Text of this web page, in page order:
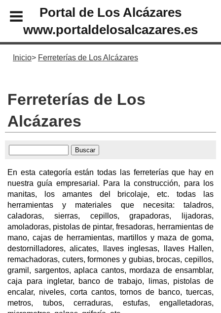
Portal de Los Alcázares
www.portaldelosalcazares.es
Inicio Ferreterías de Los Alcázares
Ferreterías de Los
Alcázares
En esta categoría están todas las ferreterías que hay en
nuestra guía empresarial. Para la construcción, para los
manitas, los amantes del bricolaje, etc. todas las
herramientas y materiales que necesita: taladros,
caladoras, sierras, cepillos, grapadoras, lijadoras,
amoladoras, pistolas de pintar, fresadoras, herramientas de
mano, cajas de herramientas, martillos y maza de goma,
destornilladores, alicates, llaves inglesas, llaves Hallen,
remachadoras, cuters, formones y gubias, brocas, cepillos,
gramil, sargentos, aplaca cantos, mordaza de ensamblar,
caja para ingletar, banco de trabajo, limas, pistolas de
encalar, niveles, corta cantos, tornos de banco, tuercas,
metros, tubos, cerraduras, estufas, engalletadoras,